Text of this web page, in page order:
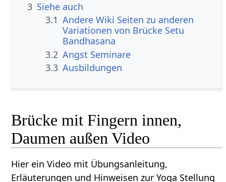
3 Siehe auch
3.1 Andere Wiki Seiten zu anderen
Variationen von Brücke Setu
Bandhasana
3.2 Angst Seminare
3.3 Ausbildungen
Brücke mit Fingern innen,
Daumen außen Video
Hier ein Video mit Übungsanleitung,
Erläuterungen und Hinweisen zur Yoga Stellung